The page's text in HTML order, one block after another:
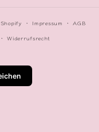
Impressum
AGB
Widerrufsrecht